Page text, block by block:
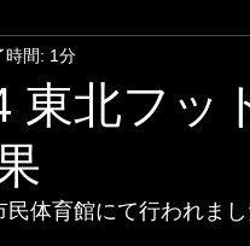
東北フッ
時間: 1分
体育館にて行われま